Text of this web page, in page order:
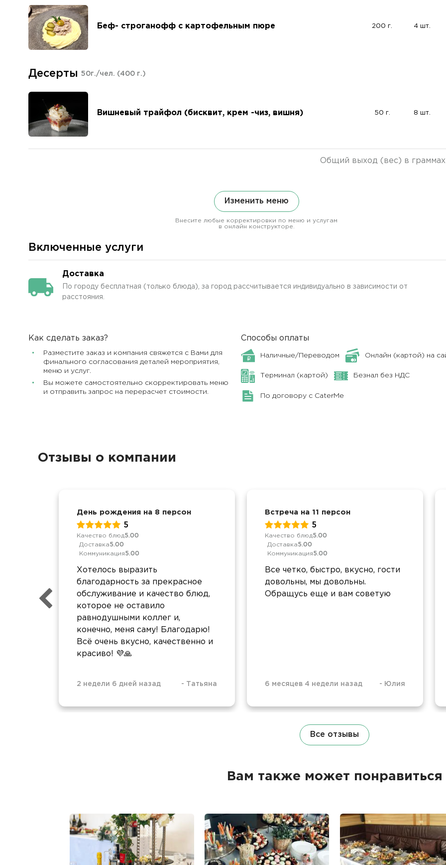
Беф- строганофф с картофельным пюре 200 г. 4 шт.
Десерты 50г./чел. (400 г.)
Вишневый трайфол (бисквит, крем -чиз, вишня) 50 г. 8 шт.
Общий выход (вес) в
Изменить меню
Внесите любые корректировки по меню и услугам
в онлайн конструкторе.
Включенные услуги
Доставка
По городу бесплатная (только блюда), за город рассчитывается индивидуально в зависимости от
расстояния.
Как сделать заказ?
Разместите заказ и компания свяжется с Вами для
финального согласования деталей мероприятия,
меню и услуг.
Вы можете самостоятельно скорректировать меню
и отправить запрос на перерасчет стоимости.
Способы оплаты
Наличные/Переводом Онлайн (картой) на
Терминал (картой) Безнал без НДС
По договору с CaterMe
Отзывы о компании
День рождения на 8 персон
5
Качество блюд5.00
Доставка5.00
Коммуникация5.00
Хотелось выразить
благодарность за прекрасное
обслуживание и качество блюд,
которое не оставило
равнодушными коллег и,
конечно, меня саму! Благодарю!
Всё очень вкусно, качественно и
красиво! 💜🙏
2 недели 6 дней назад - Татьяна
Встреча на 11 персон
5
Качество блюд5.00
Доставка5.00
Коммуникация5.00
Все четко, быстро, вкусно, гости
довольны, мы довольны.
Обращусь еще и вам советую
6 месяцев 4 недели назад - Юлия
Все отзывы
Вам также может понравиться